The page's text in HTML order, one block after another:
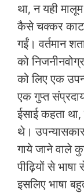
था, न यही
कैसे चक्‍कर
गईं। वर्तमान
को
को लिए एक
एक गुप्‍त
ईसाई कहता
थे।
गाये जाने वाले
पीढ़ियों से भाषा
इसलिए भाषा